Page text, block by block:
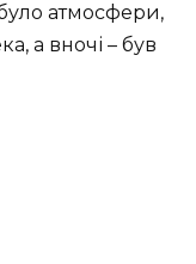
атмосфери,
а вночі – був